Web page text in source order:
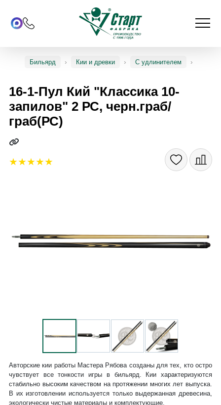
Бильярд Кии и древки С удлинителем
16-1-Пул Кий "Классика 10-
запилов" 2 РС, черн.граб/
граб(РС)
Авторские кии работы Мастера Рябова созданы для тех, кто остро
чувствует все тонкости игры в бильярд. Кии характеризуются
стабильно высоким качеством на протяжении многих лет выпуска.
В их изготовлении используется только выдержанная древесина,
экологически чистые материалы и комплектующие.